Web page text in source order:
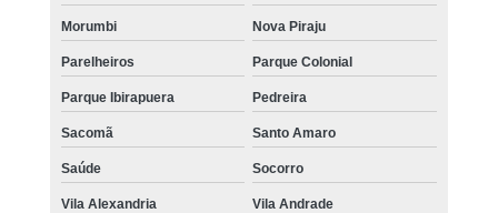
Morumbi Nova Piraju
Parelheiros Parque Colonial
Parque Ibirapuera Pedreira
Sacomã Santo Amaro
Saúde Socorro
Vila Alexandria Vila Andrade